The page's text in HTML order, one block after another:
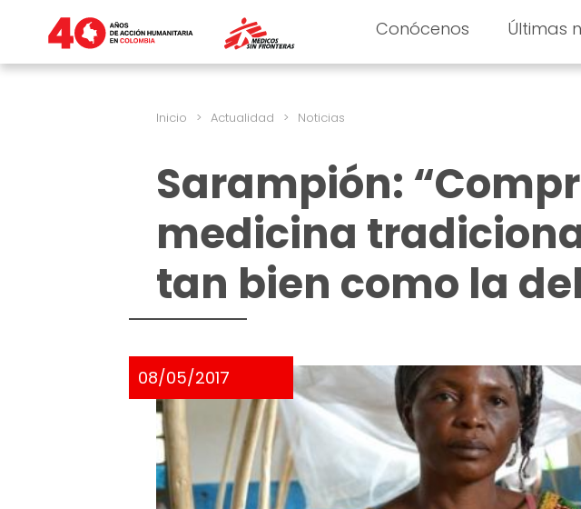
Conócenos Últimas
Inicio > Actualidad > Noticias
Sarampión:
medicina
tan bien como la
08/05/2017